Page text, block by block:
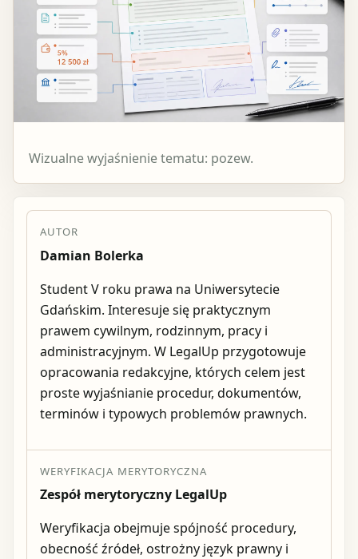
Wizualne wyjaśnienie tematu: pozew.
AUTOR
Damian Bolerka
Student V roku prawa na Uniwersytecie
Gdańskim. Interesuje się praktycznym
prawem cywilnym, rodzinnym, pracy i
administracyjnym. W LegalUp przygotowuje
opracowania redakcyjne, których celem jest
proste wyjaśnianie procedur, dokumentów,
terminów i typowych problemów prawnych.
WERYFIKACJA MERYTORYCZNA
Zespół merytoryczny LegalUp
Weryfikacja obejmuje spójność procedury,
obecność źródeł, ostrożny język prawny i